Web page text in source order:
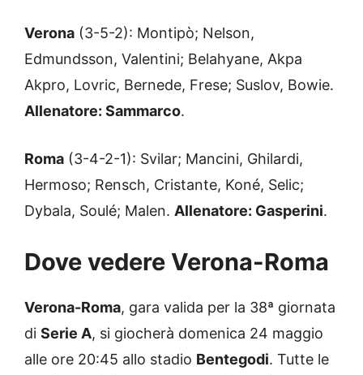
Verona (3-5-2): Montipò; Nelson,
Edmundsson, Valentini; Belahyane, Akpa
Akpro, Lovric, Bernede, Frese; Suslov, Bowie.
Allenatore: Sammarco.
Roma (3-4-2-1): Svilar; Mancini, Ghilardi,
Hermoso; Rensch, Cristante, Koné, Selic;
Dybala, Soulé; Malen. Allenatore: Gasperini.
Dove vedere Verona-Roma
Verona-Roma, gara valida per la 38ª giornata
di Serie A, si giocherà domenica 24 maggio
alle ore 20:45 allo stadio Bentegodi. Tutte le